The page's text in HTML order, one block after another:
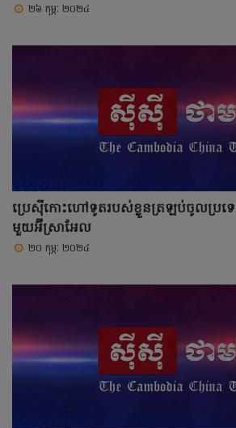
២៦ កុម្ភៈ ២០២៤
ប្រេស៊ីកោះហៅទូតរបស់ខ្លួនត្រឡប់ចូលប្រទ
មួយអ៊ីស្រាអែល
២០ កុម្ភៈ ២០២៤